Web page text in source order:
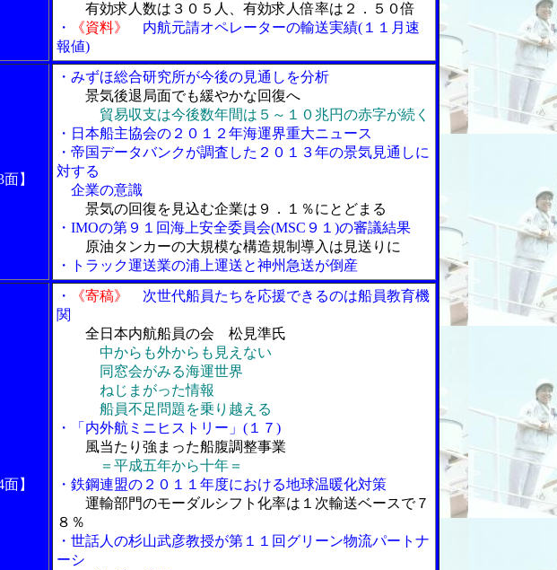
有効求人数は３０５人、有効求人倍率は２．５０倍
・
《資料》
内航元請オペレーターの輸送実績(１１月速
報値)
】
・みずほ総合研究所が今後の見通しを分析
景気後退局面でも緩やかな回復へ
貿易収支は今後数年間は５～１０兆円の赤字が続く
・日本船主協会の２０１２年海運界重大ニュース
・帝国データバンクが調査した２０１３年の景気見通しに
対する
企業の意識
景気の回復を見込む企業は９．１％にとどまる
・IMOの第９１回海上安全委員会(MSC９１)の審議結果
原油タンカーの大規模な構造規制導入は見送りに
・トラック運送業の浦上運送と神州急送が倒産
】
・ 《寄稿》
次世代船員たちを応援できるのは船員教育機
関
全日本内航船員の会 松見準氏
中からも外からも見えない
同窓会がみる海運世界
ねじまがった情報
船員不足問題を乗り越える
・「内外航ミニヒストリー」(１７)
風当たり強まった船腹調整事業
＝平成五年から十年＝
・鉄鋼連盟の２０１１年度における地球温暖化対策
運輸部門のモーダルシフト化率は１次輸送ベースで７
８％
・世話人の杉山武彦教授が第１１回グリーン物流パートナ
ーシ